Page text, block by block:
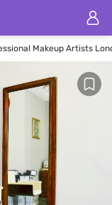
Makeup Artists